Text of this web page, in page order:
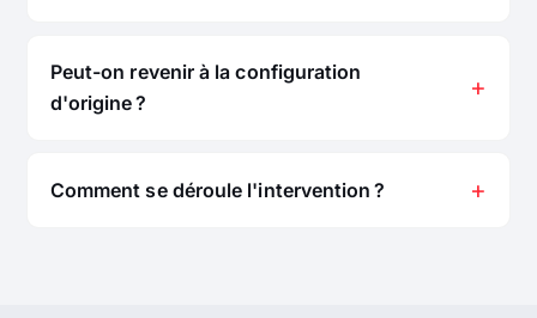
Peut-on revenir à la configuration
d'origine ?
Comment se déroule l'intervention ?